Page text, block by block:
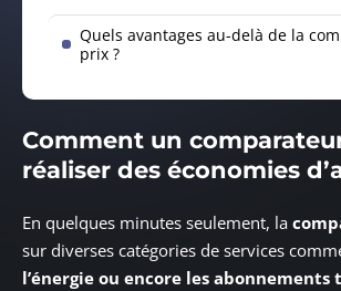
Quels avantages au-delà de la
prix ?
Comment un
réaliser des économies
En quelques minutes seulement, la
sur diverses catégories de services
l’énergie ou encore les